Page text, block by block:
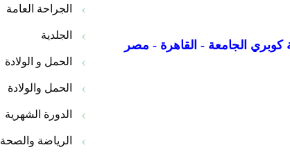
الجراحة العامة
الجلدية
الحمل و الولادة
الحمل والولادة
الدورة الشهرية
الرياضة والصحة